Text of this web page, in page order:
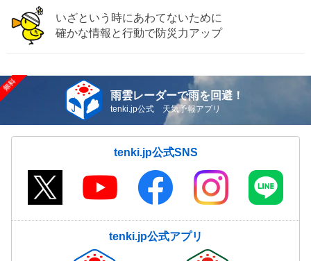
いざという時にあわてないために
確かな情報と行動で防災力アップ
雨雲レーダーで雨を回避！
tenki.jp公式 天気予報アプリ
tenki.jp公式SNS
tenki.jp公式アプリ